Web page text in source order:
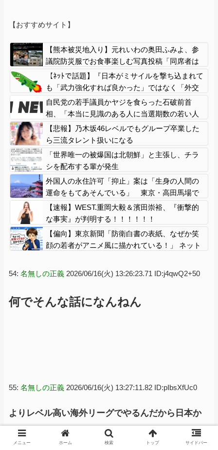
【おすすめサイト】
【熊本被災地入り】元れいわの奥田ふみよ、参
議院防災服でお食事楽しむ写真投稿「同席者は
笑顔にサムズアップ」
【ﾈｯﾄで話題】『日本がミサイルを撃ち込まれて
も「武力強化すれば良かった」ではなく「外交
不足」なんですよ！』ｗｗｗｗｗｗｗｗｗｗｗ
ｗｗｗｗｗ
自民党の若手議員かヤジを食らった石破前首
相、「本当に見識のある人に当選期数の若い人
がやじるなんて」と不満たらたらな様子を見せ
て……
【悲報】乃木坂46レベルでもグループ卒業した
ら三流タレント扱いになる
「世界唯一の被爆国は北朝鮮」と主張し、チラ
シを配布する輩が発生
外国人の永住許可「抑止」案は「生身の人間の
運命をもてあそんでいる」 東京・高田馬場で
反対アピール
【速報】WEST.重岡大毅＆濱田崇裕、『衝撃的
な事実』が判明する！！！！！！
【偏向】東京新聞「防衛白書の表紙、なぜか笑
顔の若者がアニメ風に描かれている！」 ネット
か？」
54: 名無しの正義 2026/06/16(火) 13:26:23.71 ID:j4qwQ2+50
何でそんな話になんねん
55: 名無しの正義 2026/06/16(火) 13:27:11.82 ID:pIbsXfUc0
よりレベル高い海外リーグでやるんだから日本か
ら出て行く方の移民ってことかな？w
メニュー ホーム 検索 トップ サイドバー